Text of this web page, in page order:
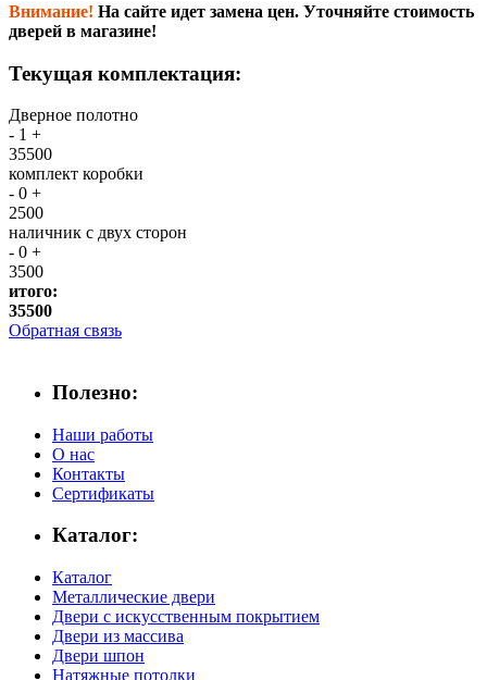
Внимание! На сайте идет замена цен. Уточняйте стоимость
дверей в магазине!
Текущая комплектация:
Дверное полотно
- 1 +
35500
комплект коробки
- 0 +
2500
наличник с двух сторон
- 0 +
3500
итого:
35500
Обратная связь
Полезно:
Наши работы
О нас
Контакты
Сертификаты
Каталог:
Каталог
Металлические двери
Двери с искусственным покрытием
Двери из массива
Двери шпон
Натяжные потолки